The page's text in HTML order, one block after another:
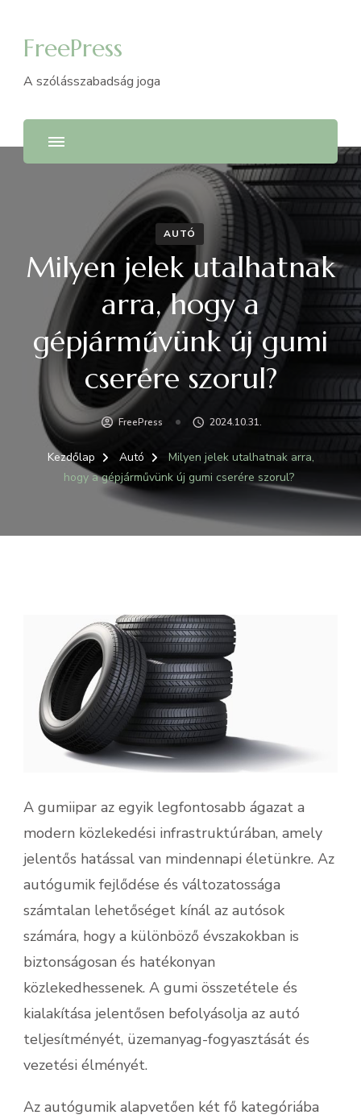
FreePress
A szólásszabadság joga
AUTÓ
Milyen jelek utalhatnak
arra, hogy a
gépjárművünk új gumi
cserére szorul?
FreePress 2024.10.31.
Kezdőlap Autó
Milyen jelek utalhatnak arra,
hogy a gépjárművünk új gumi cserére szorul?
A gumiipar az egyik legfontosabb ágazat a
modern közlekedési infrastruktúrában, amely
jelentős hatással van mindennapi életünkre. Az
autógumik fejlődése és változatossága
számtalan lehetőséget kínál az autósok
számára, hogy a különböző évszakokban is
biztonságosan és hatékonyan
közlekedhessenek. A gumi összetétele és
kialakítása jelentősen befolyásolja az autó
teljesítményét, üzemanyag-fogyasztását és
vezetési élményét.
Az autógumik alapvetően két fő kategóriába